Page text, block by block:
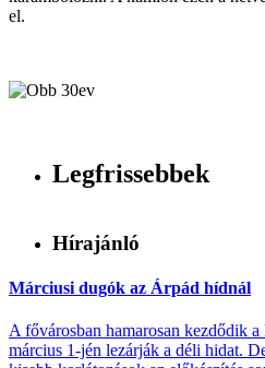
el.
Legfrissebbek
Hírajánló
Márciusi dugók az Árpád hídnál
A fővárosban hamarosan kezdődik
március 1-jén lezárják a déli hidat.